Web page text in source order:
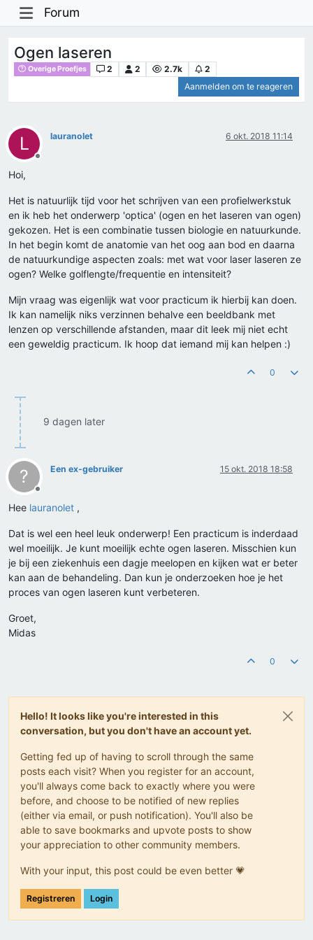
Forum
Ogen laseren
Overige Proefjes 2 2 2.7k
2
Aanmelden om te reageren
L
Offline
lauranolet 6 okt. 2018 11:14
Hoi,
Het is natuurlijk tijd voor het schrijven van een profielwerkstuk
en ik heb het onderwerp 'optica' (ogen en het laseren van ogen)
gekozen. Het is een combinatie tussen biologie en natuurkunde.
In het begin komt de anatomie van het oog aan bod en daarna
de natuurkundige aspecten zoals: met wat voor laser laseren ze
ogen? Welke golflengte/frequentie en intensiteit?
Mijn vraag was eigenlijk wat voor practicum ik hierbij kan doen.
Ik kan namelijk niks verzinnen behalve een beeldbank met
lenzen op verschillende afstanden, maar dit leek mij niet echt
een geweldig practicum. Ik hoop dat iemand mij kan helpen :)
0
9 dagen later
?
Offline
Een ex-gebruiker 15 okt. 2018 18:58
Hee lauranolet ,
Dat is wel een heel leuk onderwerp! Een practicum is inderdaad
wel moeilijk. Je kunt moeilijk echte ogen laseren. Misschien kun
je bij een ziekenhuis een dagje meelopen en kijken wat er beter
kan aan de behandeling. Dan kun je onderzoeken hoe je het
proces van ogen laseren kunt verbeteren.
Groet,
Midas
0
Hello! It looks like you're interested in this
conversation, but you don't have an account yet.
Getting fed up of having to scroll through the same
posts each visit? When you register for an account,
you'll always come back to exactly where you were
before, and choose to be notified of new replies
(either via email, or push notification). You'll also be
able to save bookmarks and upvote posts to show
your appreciation to other community members.
With your input, this post could be even better 💗
Registreren Login